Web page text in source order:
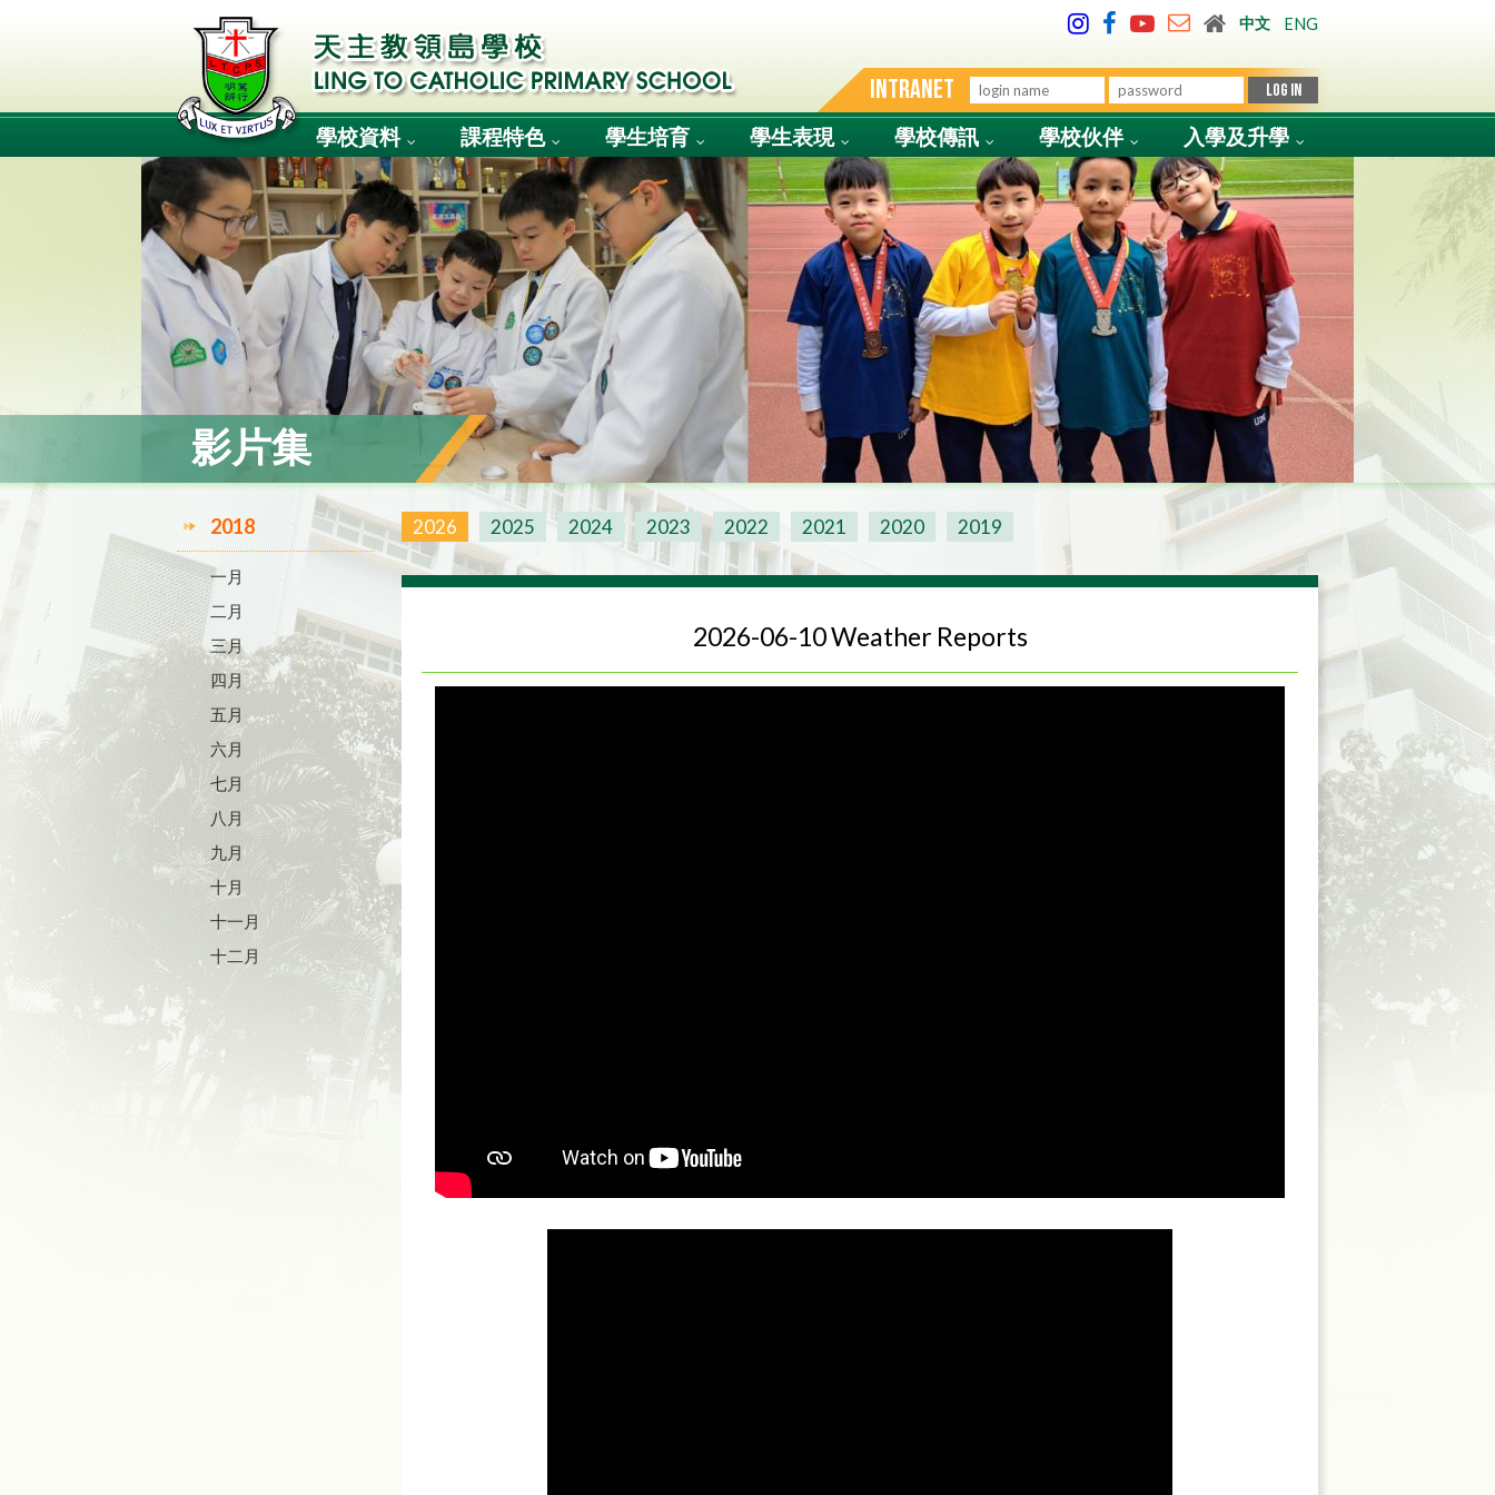
中文 ENG
INTRANET
學校資料 課程特色 學生培育 學生表現 學校傳訊 學校伙伴 入學及升學
影片集
2026 2025 2024 2023 2022 2021 2020 2019
2018
一月
二月
三月
四月
五月
六月
七月
八月
九月
十月
十一月
十二月
2026-06-10 Weather Reports